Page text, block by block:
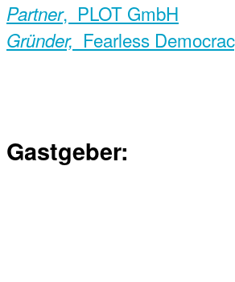
Partner, PLOT GmbH
Gründer, Fearless
Gastgeber: